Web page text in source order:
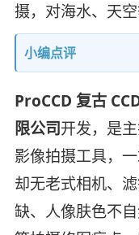
摄，对海水、天
小编点评
ProCCD 复古
限公司开发，是
影像拍摄工具，
却无老式相机、
缺、人像肤色不